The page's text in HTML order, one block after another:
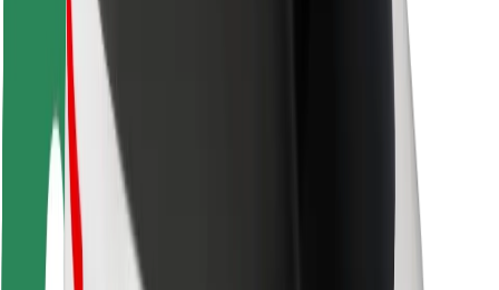
Bezpečnosť vodičov
Bezpečnosť na kolobežkách
Bezpečnostný lab
Mestá
Lokality
Riešenia pre mestá
Letiská